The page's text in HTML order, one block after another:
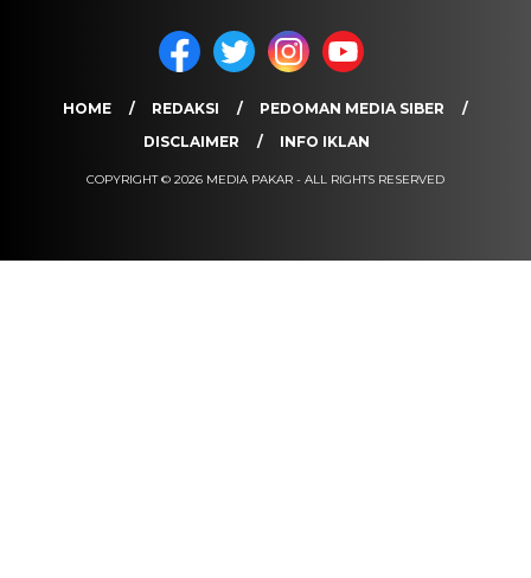
HOME REDAKSI
PEDOMAN MEDIA SIBER
DISCLAIMER
INFO IKLAN
COPYRIGHT © 2026 MEDIA PAKAR - ALL RIGHTS RESERVED